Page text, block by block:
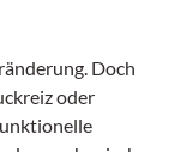
Doch
oder